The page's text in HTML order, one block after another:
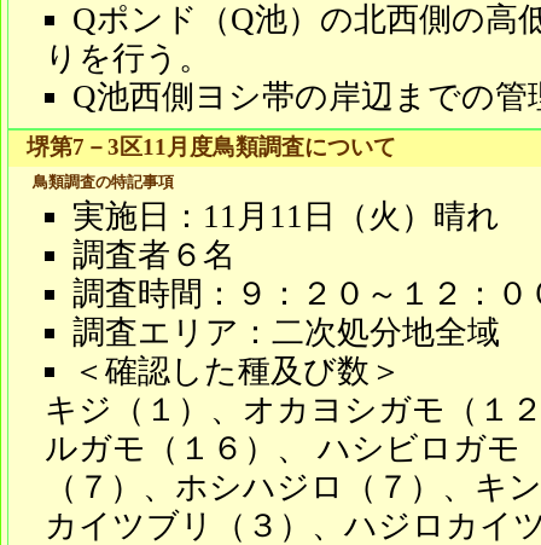
Qポンド（Q池）の北西側の高
りを行う。
Q池西側ヨシ帯の岸辺までの管
堺第7－3区11月度鳥類調査について
鳥類調査の特記事項
実施日：11月11日（火）晴れ
調査者６名
調査時間：９：２０～１２：０
調査エリア：二次処分地全域
＜確認した種及び数＞
キジ（１）、オカヨシガモ（１
ルガモ（１６）、 ハシビロガモ
（７）、ホシハジロ（７）、キ
カイツブリ（３）、ハジロカイ